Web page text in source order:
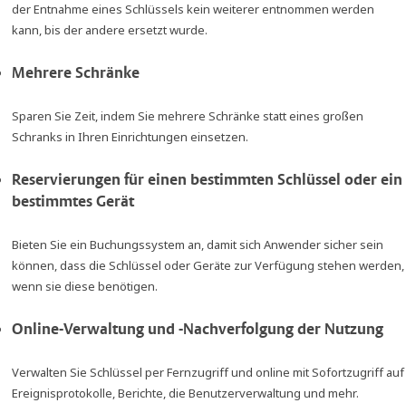
der Entnahme eines Schlüssels kein weiterer entnommen werden
kann, bis der andere ersetzt wurde.
Mehrere Schränke
Sparen Sie Zeit, indem Sie mehrere Schränke statt eines großen
Schranks in Ihren Einrichtungen einsetzen.
Reservierungen für einen bestimmten Schlüssel oder ein
bestimmtes Gerät
Bieten Sie ein Buchungssystem an, damit sich Anwender sicher sein
können, dass die Schlüssel oder Geräte zur Verfügung stehen werden,
wenn sie diese benötigen.
Online-Verwaltung und -Nachverfolgung der Nutzung
Verwalten Sie Schlüssel per Fernzugriff und online mit Sofortzugriff auf
Ereignisprotokolle, Berichte, die Benutzerverwaltung und mehr.